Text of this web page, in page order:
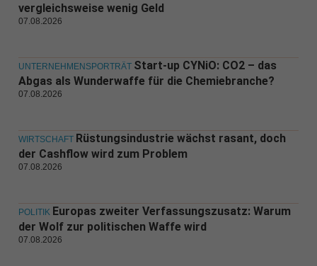
vergleichsweise wenig Geld
07.08.2026
UNTERNEHMENSPORTRÄT Start-up CYNiO: CO2 – das
Abgas als Wunderwaffe für die Chemiebranche?
07.08.2026
WIRTSCHAFT Rüstungsindustrie wächst rasant, doch
der Cashflow wird zum Problem
07.08.2026
POLITIK Europas zweiter Verfassungszusatz: Warum
der Wolf zur politischen Waffe wird
07.08.2026